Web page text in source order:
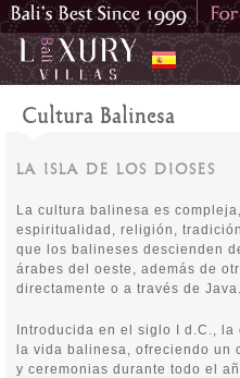
Cultura Balinesa
LA ISLA DE LOS DIOSES
La cultura balinesa es
espiritualidad, religión,
que los balineses descienden
árabes del oeste, además de
directamente o a través de Java.
Introducida en el siglo I d.C.,
la vida balinesa, ofreciendo un
y ceremonias durante todo el